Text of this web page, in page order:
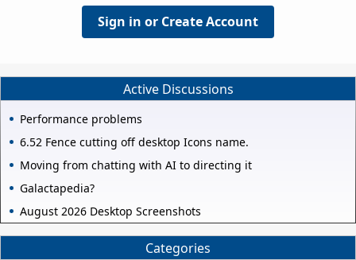
Sign in or Create Account
Active Discussions
Performance problems
6.52 Fence cutting off desktop Icons name.
Moving from chatting with AI to directing it
Galactapedia?
August 2026 Desktop Screenshots
Categories